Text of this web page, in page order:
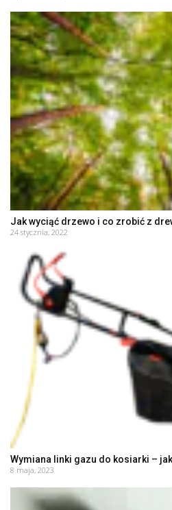
Jak wyciąć drzewo i co zrobić z
24 stycznia, 2022
Wymiana linki gazu do kosiarki –
8 maja, 2023